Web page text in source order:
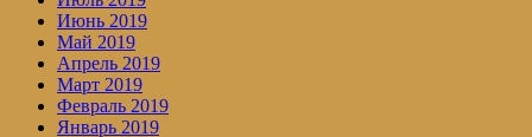
Июнь 2019
Май 2019
Апрель 2019
Март 2019
Февраль 2019
Январь 2019